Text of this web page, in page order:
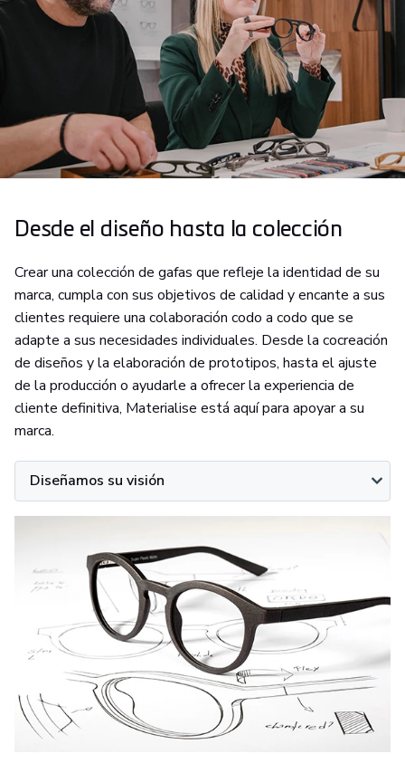
Desde el diseño hasta la colección
Crear una colección de gafas que refleje la identidad de su
marca, cumpla con sus objetivos de calidad y encante a sus
clientes requiere una colaboración codo a codo que se
adapte a sus necesidades individuales. Desde la cocreación
de diseños y la elaboración de prototipos, hasta el ajuste
de la producción o ayudarle a ofrecer la experiencia de
cliente definitiva, Materialise está aquí para apoyar a su
marca.
Diseñamos su visión